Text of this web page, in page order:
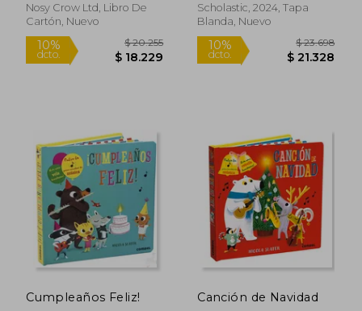
Nosy Crow Ltd, Libro De
Cartón, Nuevo
10%
dcto.
$ 20.255
$ 18.229
Scholastic, 2024, Tapa
Blanda, Nuevo
10%
dcto. $
Cumpleaños Feliz! Canción de Navidad